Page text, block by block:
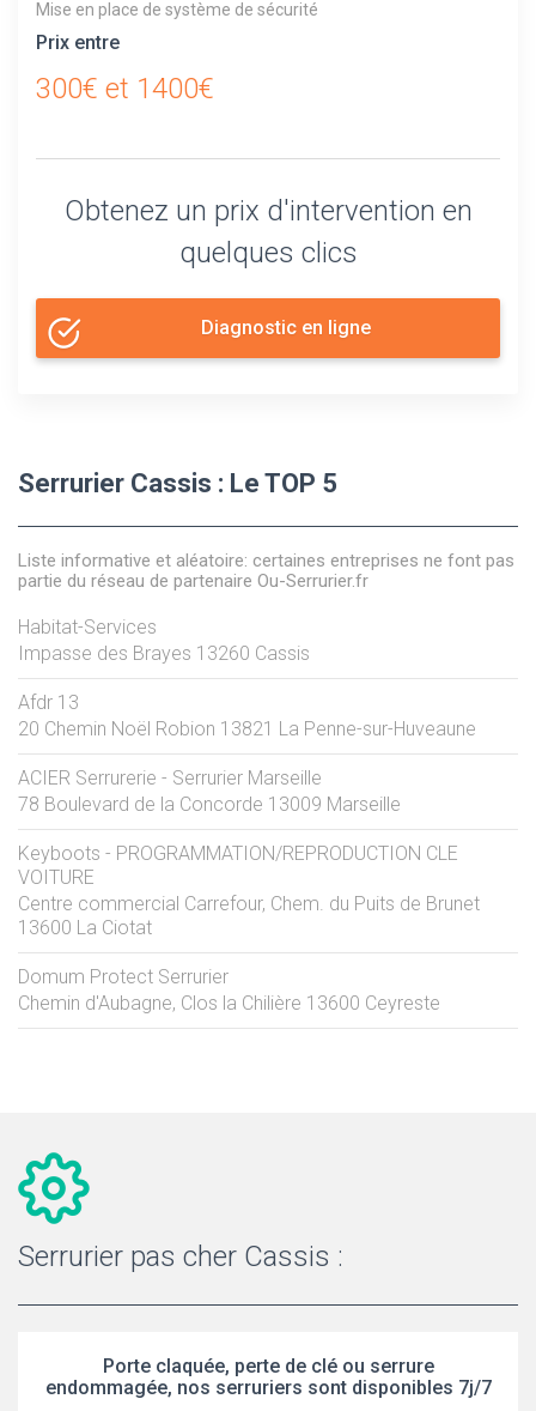
Mise en place de système de sécurité
Prix entre
300€ et 1400€
Obtenez un prix d'intervention en
quelques clics
Diagnostic en ligne
Serrurier Cassis : Le TOP 5
Liste informative et aléatoire: certaines entreprises ne font pas
partie du réseau de partenaire Ou-Serrurier.fr
Habitat-Services
Impasse des Brayes 13260 Cassis
Afdr 13
20 Chemin Noël Robion 13821 La Penne-sur-Huveaune
ACIER Serrurerie - Serrurier Marseille
78 Boulevard de la Concorde 13009 Marseille
Keyboots - PROGRAMMATION/REPRODUCTION CLE
VOITURE
Centre commercial Carrefour, Chem. du Puits de Brunet
13600 La Ciotat
Domum Protect Serrurier
Chemin d'Aubagne, Clos la Chilière 13600 Ceyreste
Serrurier pas cher Cassis :
Porte claquée, perte de clé ou serrure
endommagée, nos serruriers sont disponibles 7j/7